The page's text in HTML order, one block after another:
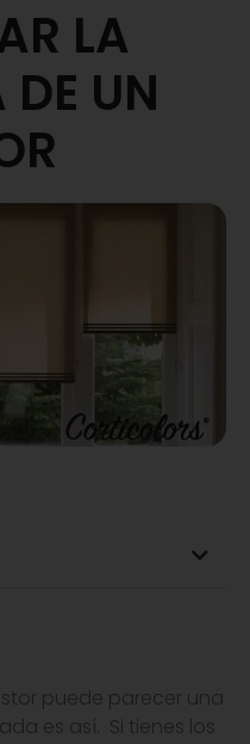
LA
UN
puede parecer una
es así. Si tienes los